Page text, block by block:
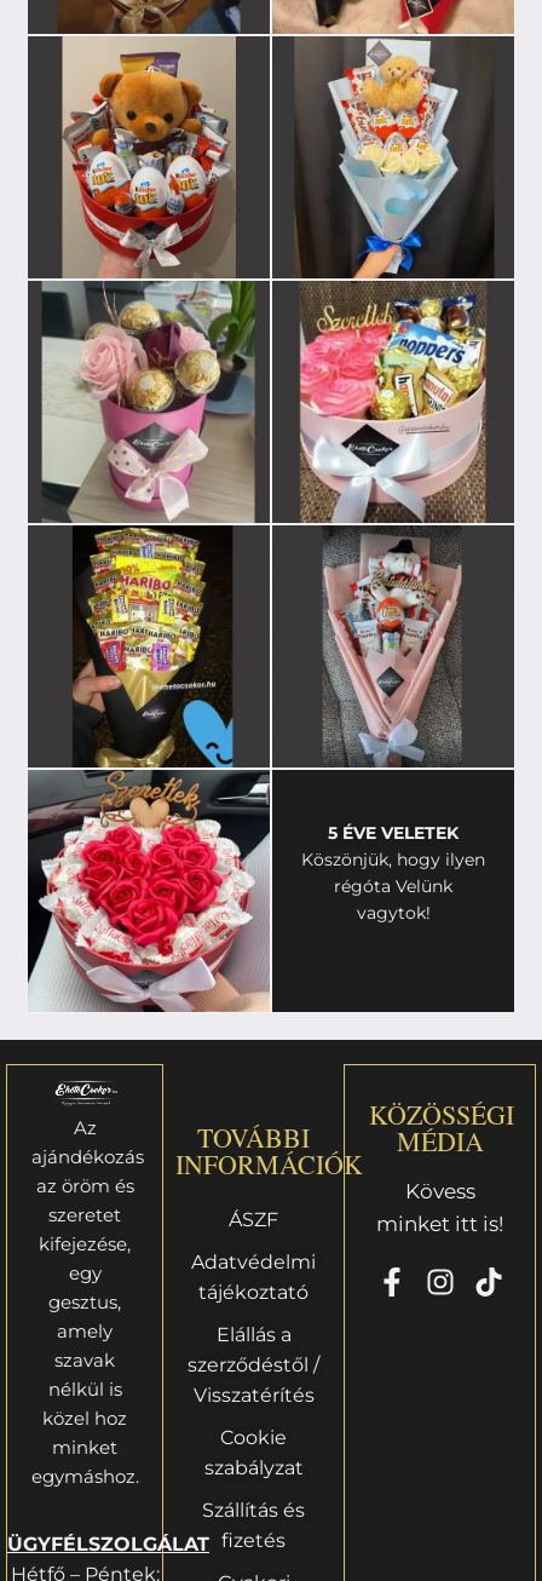
5 ÉVE VELETEK
Köszönjük, hogy ilyen
régóta Velünk
vagytok!
Az
ajándékozás
az öröm és
szeretet
kifejezése,
egy
gesztus,
amely
szavak
nélkül is
közel hoz
minket
egymáshoz.
ÜGYFÉLSZOLGÁLAT
Hétfő – Péntek:
TOVÁBBI
INFORMÁCIÓK
ÁSZF
Adatvédelmi
tájékoztató
Elállás a
szerződéstől /
Visszatérítés
Cookie
szabályzat
Szállítás és
fizetés
KÖZÖSSÉGI
MÉDIA
Kövess
minket itt is!